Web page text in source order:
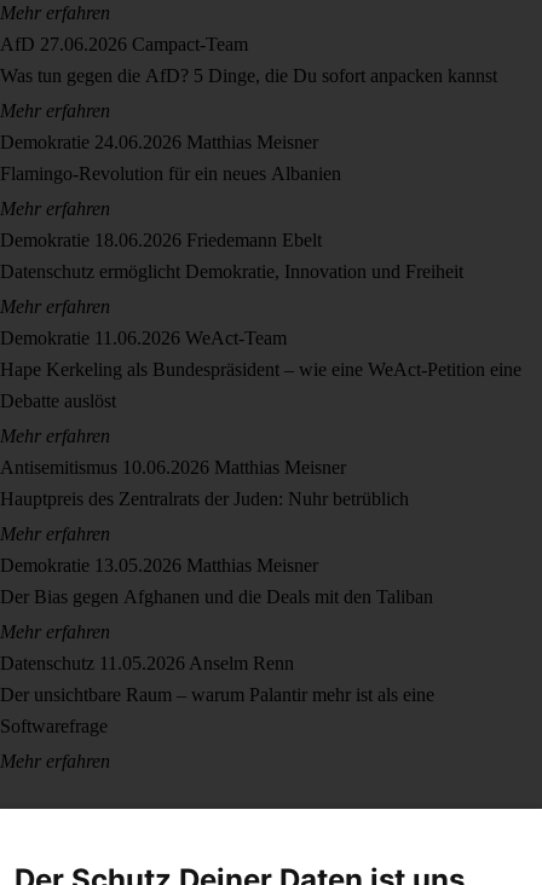
Mehr erfahren
AfD 27.06.2026 Campact-Team
Was tun gegen die AfD? 5 Dinge, die Du sofort anpacken kannst
Mehr erfahren
Demokratie 24.06.2026 Matthias Meisner
Flamingo-Revolution für ein neues Albanien
Mehr erfahren
Demokratie 18.06.2026 Friedemann Ebelt
Datenschutz ermöglicht Demokratie, Innovation und Freiheit
Mehr erfahren
Demokratie 11.06.2026 WeAct-Team
Hape Kerkeling als Bundespräsident – wie eine WeAct-Petition eine
Debatte auslöst
Mehr erfahren
Antisemitismus 10.06.2026 Matthias Meisner
Hauptpreis des Zentralrats der Juden: Nuhr betrüblich
Mehr erfahren
Demokratie 13.05.2026 Matthias Meisner
Der Bias gegen Afghanen und die Deals mit den Taliban
Mehr erfahren
Datenschutz 11.05.2026 Anselm Renn
Der unsichtbare Raum – warum Palantir mehr ist als eine
Softwarefrage
Mehr erfahren